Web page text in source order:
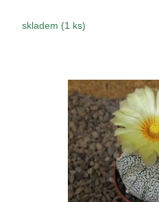
skladem (1 ks)